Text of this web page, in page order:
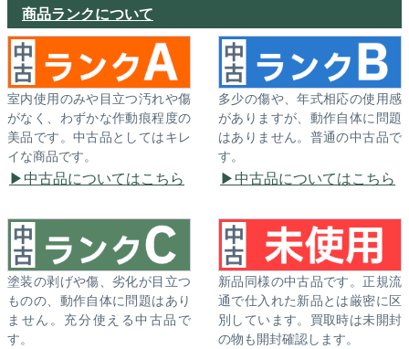
商品ランクについて
室内使用のみや目立つ汚れや傷
がなく、わずかな作動痕程度の
美品です。中古品としてはキレ
イな商品です。
中古品についてはこちら
多少の傷や、年式相応の使用感
がありますが、動作自体に問題
はありません。普通の中古品で
す。
中古品についてはこちら
塗装の剥げや傷、劣化が目立つ
ものの、動作自体に問題はあり
ません。充分使える中古品で
す。
新品同様の中古品です。正規流
通で仕入れた新品とは厳密に区
別しています。買取時は未開封
の物も開封確認します。